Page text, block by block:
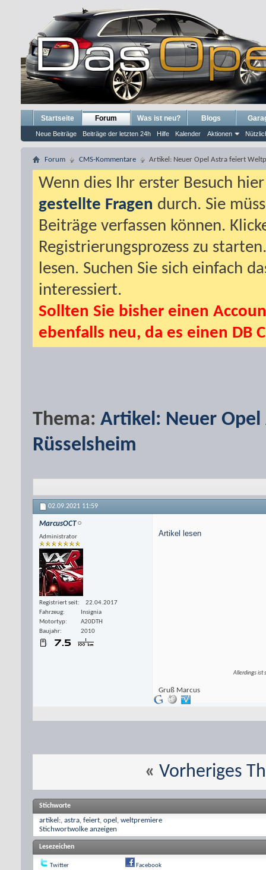
Startseite Forum
Neue Beiträge Beiträge der letzten 24h Hilfe Kalender Aktionen
Was ist neu? Blogs
Forum CMS-Kommentare Artikel: Neuer Opel Astra feiert
Wenn dies Ihr erster Besuch
gestellte Fragen durch. Sie
Beiträge verfassen können.
Registrierungsprozess zu
lesen. Suchen Sie sich einfach
interessiert.
Sollten Sie bisher einen
ebenfalls neu, da es einen DB
Thema: Artikel: Neuer
Rüsselsheim
02.09.2021 11:59
MarcusOCT
Administrator
Registriert seit
22.04.2017
Fahrzeug
Insignia
Motortyp
A20DTH
Baujahr
2010
Artikel lesen
Allerdings ist
Gruß Marcus
« Vorheriges
Stichworte
artikel:, astra, feiert, opel , weltpremiere
Stichwortwolke anzeigen
Lesezeichen
Twitter Facebook